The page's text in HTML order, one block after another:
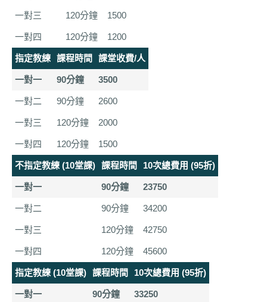
一對三 120分鐘 1500
一對四 120分鐘 1200
指定教練 課程時間 課堂收費/人
一對一 90分鐘 3500
一對二 90分鐘 2600
一對三 120分鐘 2000
一對四 120分鐘 1500
不指定教練 (10堂課) 課程時間 10次總費用 (95折)
一對一 90分鐘 23750
一對二 90分鐘 34200
一對三 120分鐘 42750
一對四 120分鐘 45600
指定教練 (10堂課) 課程時間 10次總費用 (95折)
一對一 90分鐘 33250